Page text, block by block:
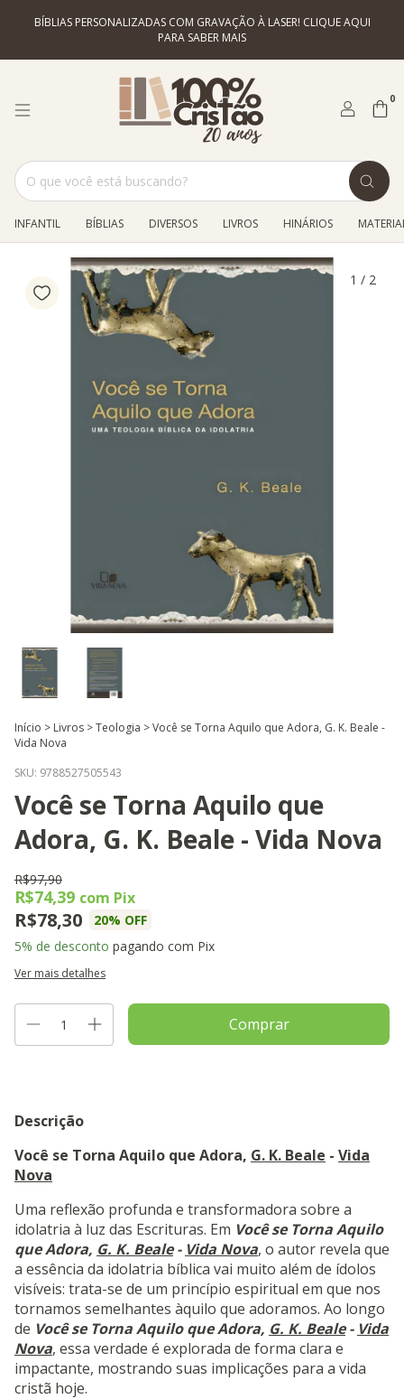
BÍBLIAS PERSONALIZADAS COM GRAVAÇÃO À LASER! CLIQUE AQUI
PARA SABER MAIS
0
INFANTIL BÍBLIAS DIVERSOS LIVROS HINÁRIOS
1 / 2
Início > Livros >Teologia >Você se Torna Aquilo que Adora, G. K. Beale -
Vida Nova
SKU: 9788527505543
Você se Torna Aquilo que
Adora, G. K. Beale - Vida Nova
R$97,90
R$78,30 20% OFF
R$74,39 com Pix
5% de desconto pagando com Pix
Ver mais detalhes
Descrição
Você se Torna Aquilo que Adora, G. K. Beale - Vida
Nova
Uma reflexão profunda e transformadora sobre a
idolatria à luz das Escrituras. Em Você se Torna Aquilo
que Adora, G. K. Beale- Vida Nova, o autor revela que
a essência da idolatria bíblica vai muito além de ídolos
visíveis: trata-se de um princípio espiritual em que nos
tornamos semelhantes àquilo que adoramos. Ao longo
de Você se Torna Aquilo que Adora, G. K. Beale- Vida
Nova, essa verdade é explorada de forma clara e
impactante, mostrando suas implicações para a vida
cristã hoje.